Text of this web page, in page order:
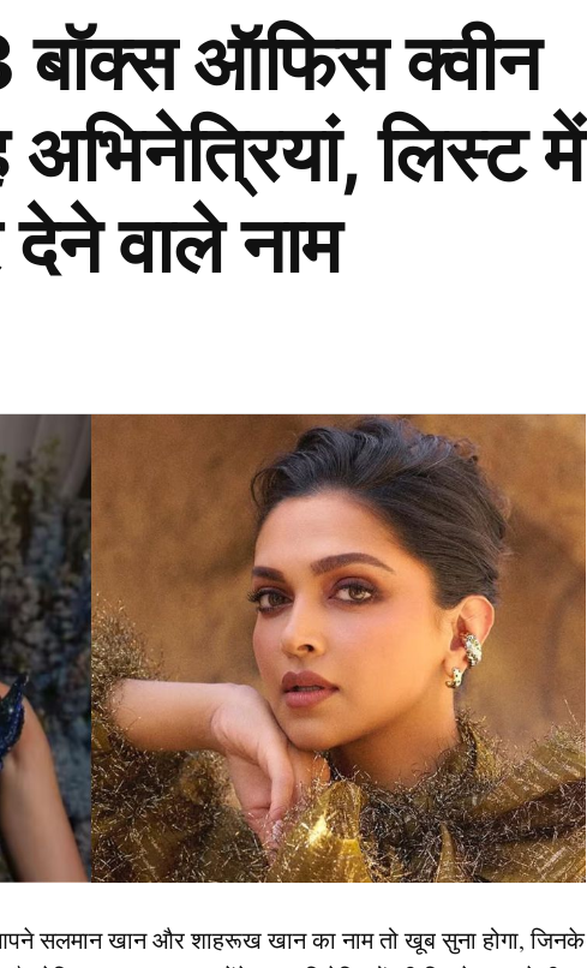
खेला जा सकता है। लेकिन आईसीसी टी20 वर्ल्ड कप 2024 का
कोहली ने इस फॉर्मेट से संन्यास का ऐलान कर दिया था। ऐसे में ये दोनों
हिस्सा नहीं होंगे।
और कोचिंग स्टाफ भविष्य की ओर देख रहे हैं। ऐसे में माना जा
नई पीढ़ी अब भारत को ओलंपिक गोल्ड दिलाने की जिम्मेदारी
कप्तान सूर्या ने चुन लिए 15 धुरंधर, लेकिन इन 7 पर रहेगी सबकी
बॉक्स ऑफिस क्वीन
लिस्ट में
वाले नाम
सलमान खान और शाहरूख खान का नाम तो खूब सुना होगा, जिनके